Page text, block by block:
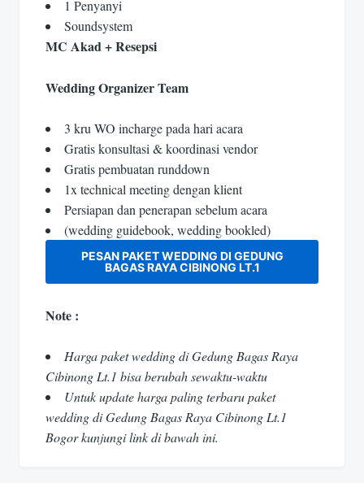
1 Penyanyi
Soundsystem
MC Akad + Resepsi
Wedding Organizer Team
3 kru WO incharge pada hari acara
Gratis konsultasi & koordinasi vendor
Gratis pembuatan runddown
1x technical meeting dengan klient
Persiapan dan penerapan sebelum acara
(wedding guidebook, wedding bookled)
PESAN PAKET WEDDING DI GEDUNG
BAGAS RAYA CIBINONG LT.1
Note :
Harga paket wedding di Gedung Bagas Raya
Cibinong Lt.1 bisa berubah sewaktu-waktu
Untuk update harga paling terbaru paket
wedding di Gedung Bagas Raya Cibinong Lt.1
Bogor kunjungi link di bawah ini.